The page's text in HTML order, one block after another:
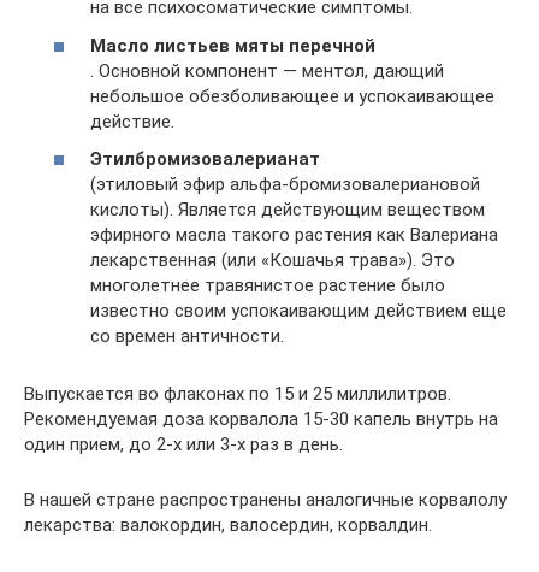
на все психосоматические симптомы.
Масло листьев мяты перечной
. Основной компонент — ментол, дающий
небольшое обезболивающее и успокаивающее
действие.
Этилбромизовалерианат
(этиловый эфир альфа-бромизовалериановой
кислоты). Является действующим веществом
эфирного масла такого растения как Валериана
лекарственная (или «Кошачья трава»). Это
многолетнее травянистое растение было
известно своим успокаивающим действием еще
со времен античности.
Выпускается во флаконах по 15 и 25 миллилитров.
Рекомендуемая доза корвалола 15-30 капель внутрь на
один прием, до 2-х или 3-х раз в день.
В нашей стране распространены аналогичные корвалолу
лекарства: валокордин, валосердин, корвалдин.